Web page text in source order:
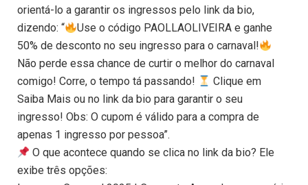
orientá-lo a garantir os ingressos pelo link da bio,
dizendo: “
Use o código PAOLLAOLIVEIRA e ganhe
50% de desconto no seu ingresso para o carnaval!
Não perde essa chance de curtir o melhor do carnaval
comigo! Corre, o tempo tá passando!
Clique em
Saiba Mais ou no link da bio para garantir o seu
ingresso! Obs: O cupom é válido para a compra de
apenas 1 ingresso por pessoa”.
O que acontece quando se clica no link da bio? Ele
exibe três opções: